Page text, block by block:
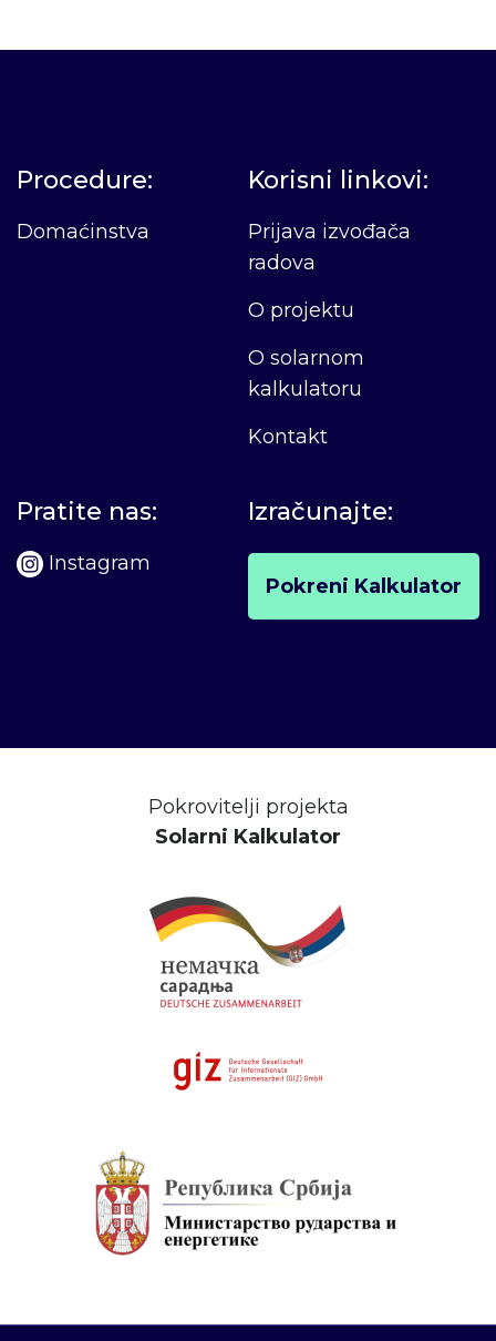
Procedure:
Domaćinstva
Korisni linkovi:
Prijava izvođača
radova
O projektu
O solarnom
kalkulatoru
Kontakt
Pratite nas:
Instagram
Izračunajte:
Pokreni Kalkulator
Pokrovitelji projekta
Solarni Kalkulator